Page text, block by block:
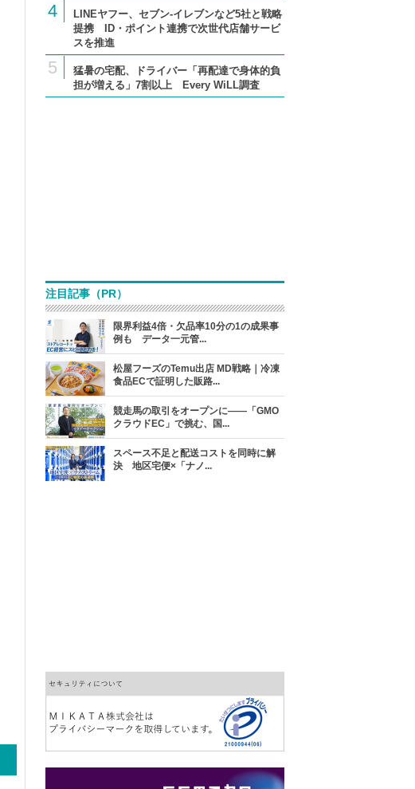
4
LINEヤフー、セブン-イレブンなど5社と戦略
提携 ID・ポイント連携で次世代店舗サービ
スを推進
5
猛暑の宅配、ドライバー「再配達で身体的負
担が増える」7割以上 Every WiLL調査
注目記事（PR）
限界利益4倍・欠品率10分の1の成果事
例も データ一元管...
松屋フーズのTemu出店 MD戦略｜冷凍
食品ECで証明した販路...
競走馬の取引をオープンに――「GMO
クラウドEC」で挑む、国...
スペース不足と配送コストを同時に解
決 地区宅便×「ナノ...